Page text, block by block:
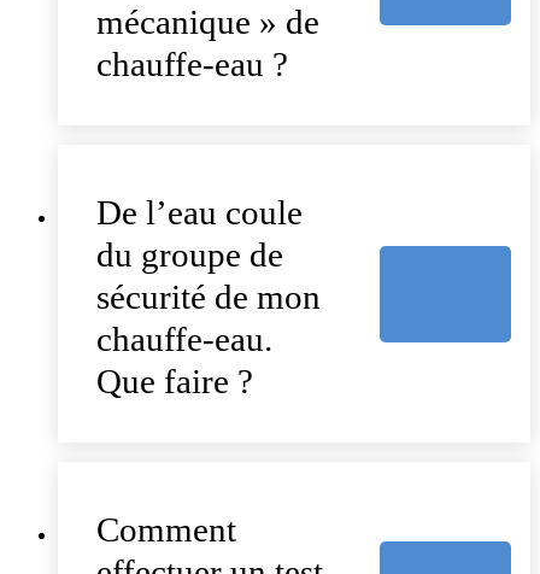
mécanique » de
chauffe-eau ?
De l’eau coule
du groupe de
sécurité de mon
chauffe-eau.
Que faire ?
Comment